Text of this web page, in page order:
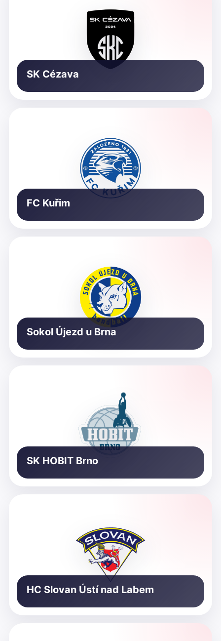
SK Cézava
FC Kuřim
Sokol Újezd u Brna
SK HOBIT Brno
HC Slovan Ústí nad Labem